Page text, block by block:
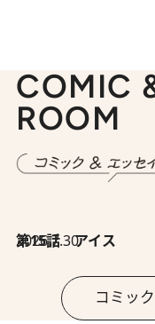
COMIC
ROOM
2026.7.30
第15話 アイス
コミッ